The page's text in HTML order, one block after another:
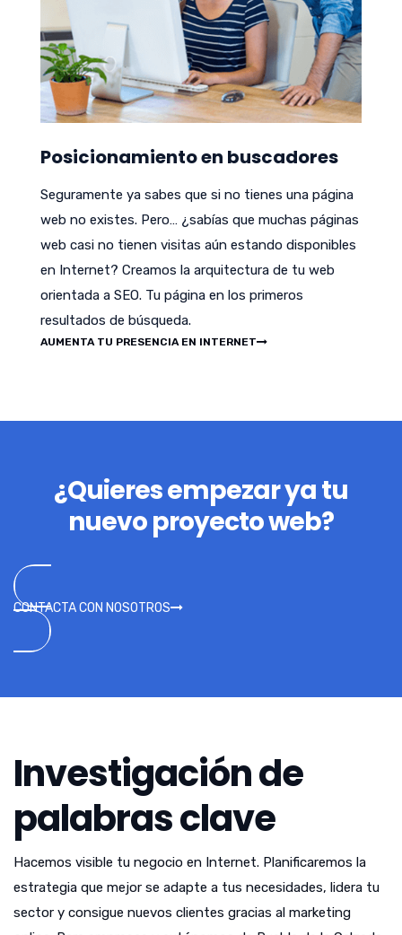
Posicionamiento en buscadores
Seguramente ya sabes que si no tienes una página
web no existes. Pero… ¿sabías que muchas páginas
web casi no tienen visitas aún estando disponibles
en Internet? Creamos la arquitectura de tu web
orientada a SEO. Tu página en los primeros
resultados de búsqueda.
AUMENTA TU PRESENCIA EN INTERNET
¿Quieres empezar ya tu
nuevo proyecto web?
CONTACTA CON NOSOTROS
Investigación de
palabras clave
Hacemos visible tu negocio en Internet. Planificaremos la
estrategia que mejor se adapte a tus necesidades, lidera tu
sector y consigue nuevos clientes gracias al marketing